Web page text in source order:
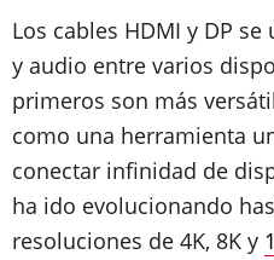
Los cables HDMI y DP
y audio entre varios
primeros son más
como una herramienta
conectar infinidad de
ha ido evolucionando
resoluciones de 4K, 8K y